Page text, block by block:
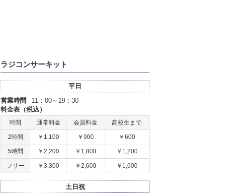
ラジコンサーキット
平日
営業時間
11：00～19：30
料金表（税込）
時間 通常料金 会員料金 高校生まで
2時間 ￥1,100 ￥900 ￥600
5時間 ￥2,200 ￥1,800 ￥1,200
フリー ￥3,300 ￥2,600 ￥1,600
土日祝